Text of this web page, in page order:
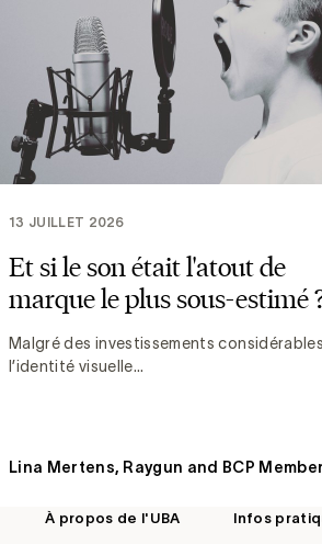
Et si le son était l'atout de
marque le plus sous-estimé
Malgré des investissements
l’identité visuelle...
13 JUILLET 2026
Lina Mertens, Raygun and BCP Member
À propos de l'UBA Infos